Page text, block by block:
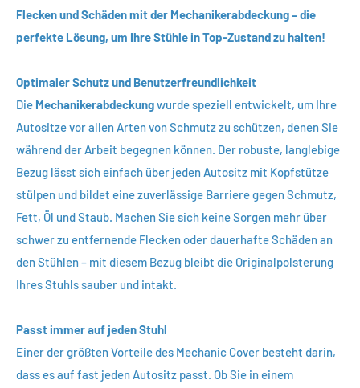
Flecken und Schäden mit der Mechanikerabdeckung – die
perfekte Lösung, um Ihre Stühle in Top-Zustand zu halten!
Optimaler Schutz und Benutzerfreundlichkeit
Die Mechanikerabdeckungwurde speziell entwickelt, um Ihre
Autositze vor allen Arten von Schmutz zu schützen, denen Sie
während der Arbeit begegnen können. Der robuste, langlebige
Bezug lässt sich einfach über jeden Autositz mit Kopfstütze
stülpen und bildet eine zuverlässige Barriere gegen Schmutz,
Fett, Öl und Staub. Machen Sie sich keine Sorgen mehr über
schwer zu entfernende Flecken oder dauerhafte Schäden an
den Stühlen – mit diesem Bezug bleibt die Originalpolsterung
Ihres Stuhls sauber und intakt.
Passt immer auf jeden Stuhl
Einer der größten Vorteile des Mechanic Cover besteht darin,
dass es auf fast jeden Autositz passt. Ob Sie in einem